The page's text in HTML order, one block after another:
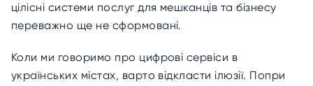
цілісні системи послуг для мешканців та бізнесу
переважно ще не сформовані.
Коли ми говоримо про цифрові сервіси в
українських містах, варто відкласти ілюзії. Попри